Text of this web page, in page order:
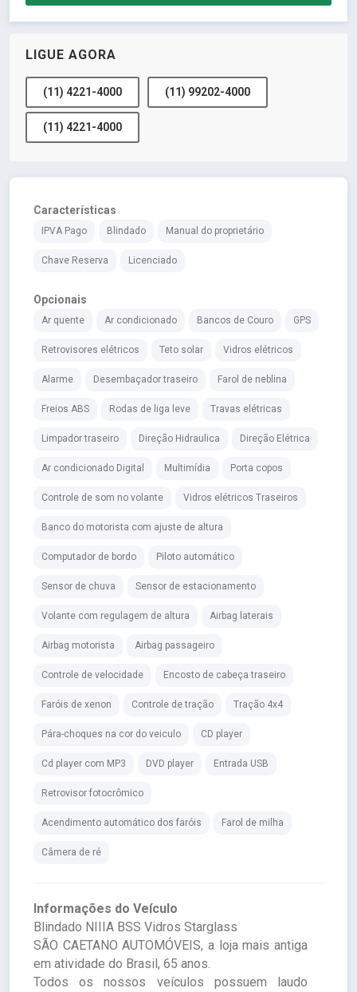
LIGUE AGORA
(11) 4221-4000 (11) 99202-4000
(11) 4221-4000
Características
IPVA Pago Blindado Manual do proprietário
Chave Reserva Licenciado
Opcionais
Ar quente Ar condicionado Bancos de Couro GPS
Retrovisores elétricos Teto solar Vidros elétricos
Alarme Desembaçador traseiro Farol de neblina
Freios ABS Rodas de liga leve Travas elétricas
Limpador traseiro Direção Hidraulica Direção Elétrica
Ar condicionado Digital Multimídia Porta copos
Controle de som no volante Vidros elétricos Traseiros
Banco do motorista com ajuste de altura
Computador de bordo Piloto automático
Sensor de chuva Sensor de estacionamento
Volante com regulagem de altura Airbag laterais
Airbag motorista Airbag passageiro
Controle de velocidade Encosto de cabeça traseiro
Faróis de xenon Controle de tração Tração 4x4
Pára-choques na cor do veiculo CD player
Cd player com MP3 DVD player Entrada USB
Retrovisor fotocrômico
Acendimento automático dos faróis Farol de milha
Câmera de ré
Informações do Veículo
Blindado NIIIA BSS Vidros Starglass
SÃO CAETANO AUTOMÓVEIS, a loja mais antiga
em atividade do Brasil, 65 anos.
Todos os nossos veículos possuem laudo